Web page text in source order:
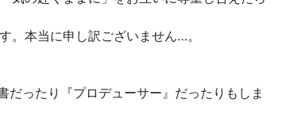
。本当に申し訳ございません…。
ったり『プロデューサー』だったりもしま